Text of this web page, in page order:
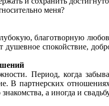
меня?
благотворную
спокойствие,
Период, когда
В партнерских
а иногда и